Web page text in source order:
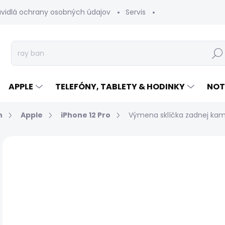
ochrany osobných údajov Servis
Hľadať
APPLE TELEFÓNY, TABLETY & HODINKY
Apple iPhone 12 Pro Výmena sklíčka zadnej